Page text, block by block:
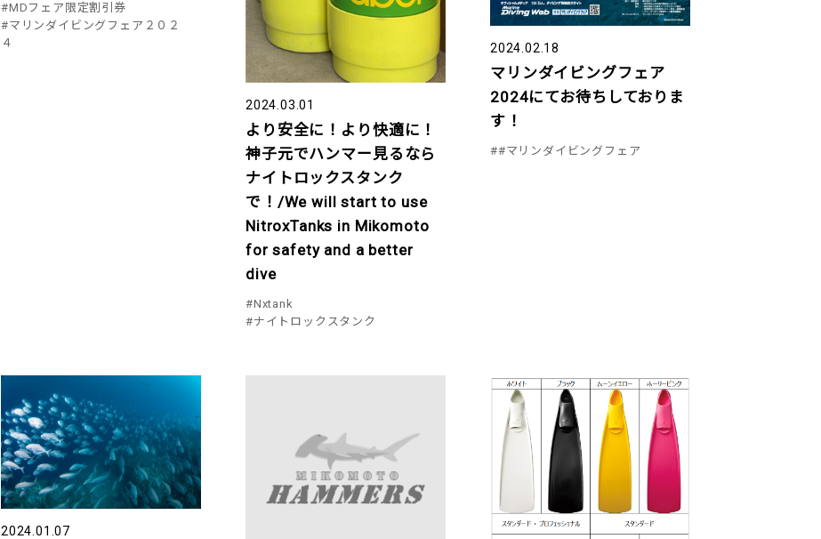
#MDフェア限定割引券
#マリンダイビングフェア２０２
４
2024.03.01
より安全に！より快適に！
神子元でハンマー見るなら
ナイトロックスタンク
で！/We will start to use
NitroxTanks in Mikomoto
for safety and a better
dive
#Nxtank
#ナイトロックスタンク
2024.02.18
マリンダイビングフェア
2024にてお待ちしておりま
す！
##マリンダイビングフェア
2024.01.07